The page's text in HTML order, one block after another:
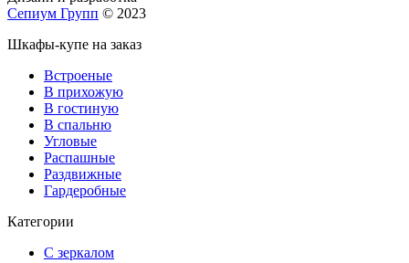
Сепиум Групп © 2023
Шкафы-купе на заказ
Встроеные
В прихожую
В гостиную
В спальню
Угловые
Распашные
Раздвижные
Гардеробные
Категории
С зеркалом